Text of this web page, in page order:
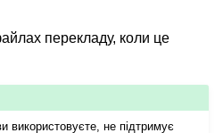
перекладу, коли це
не підтримує